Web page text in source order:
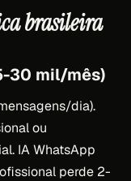
brasileira
30 mil/mês)
dia).
ou
IA WhatsApp
perde 2-